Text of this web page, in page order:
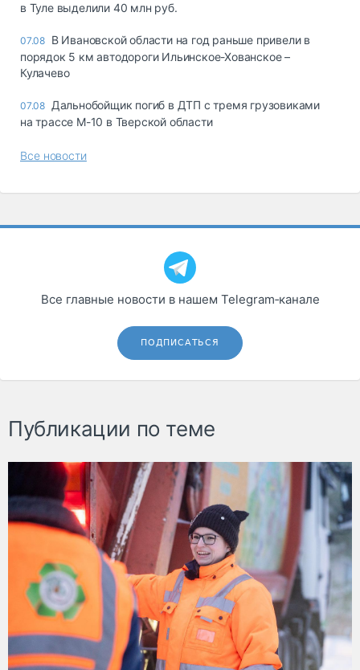
в Туле выделили 40 млн руб.
07.08 В Ивановской области на год раньше привели в
порядок 5 км автодороги Ильинское-Хованское –
Кулачево
07.08 Дальнобойщик погиб в ДТП с тремя грузовиками
на трассе М-10 в Тверской области
Все новости
Все главные новости в нашем Telegram‑канале
ПОДПИСАТЬСЯ
Публикации по теме